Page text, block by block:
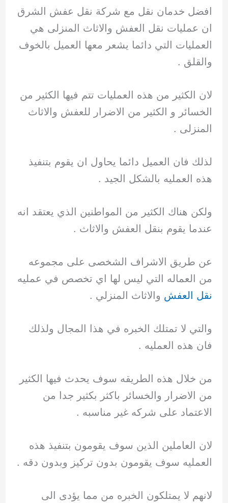
افضل خدمان نقل مع شركة نقل عفش الشرق
ان عمليات نقل العفش والاثاث المنزلى هي
العمليات التي دائما يشعر معها العميل بالخوف
والقلق .
لان الكثير من هذه العمليات تتم فيها الكثير من
الخسائر و الكثير من الاضرار للعفش والاثاث
المنزلى .
لذلك فان العميل دائما يحاول ان يقوم بتنفيذ
هذه العمليه بالشكل الجيد .
ولكن هناك الكثير من المواطنين الذي يعتقد انه
عندما يقوم بنقل العفش والاثاث .
عن طريق الاشراف الشخصى على مجموعه
من العماله التي ليس لها اي تخصص في عمليه
نقل العفش والاثاث المنزلي .
والتي لا تمتلك الخبره في هذا المجال ولذلك
فان هذه العمليه .
من خلال هذه الطريقه سوف يحدث فيها الكثير
من الاضرار والخسائر باكثر بكثير جدا من
الاعتماد على شركه غير مناسبه .
لان العاملين الذين سوف يقومون بتنفيذ هذه
العمليه سوف يقومون بدون تركيز وبدون دقه .
لانهم لا يمتلكون الخبره من مما يؤدى الى